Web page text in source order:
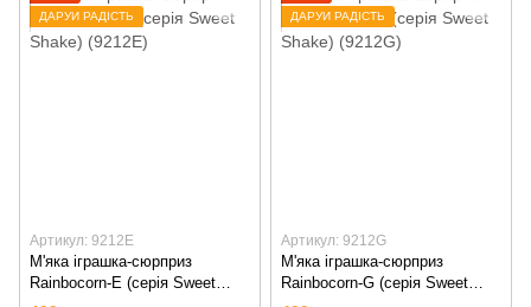
ДАРУЙ РАДІСТЬ
Артикул: 9212E
М'яка іграшка-сюрприз
Rainbocorn-E (серія Sweet
ДАРУЙ РАДІСТЬ
Артикул: 9212G
М'яка іграшка-сюрприз
Rainbocorn-G (серія Sweet